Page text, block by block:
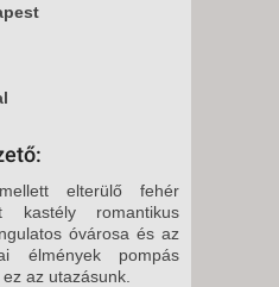
elterülő fehér
kastély romantikus
óvárosa és az
élmények pompás
az utazásunk.